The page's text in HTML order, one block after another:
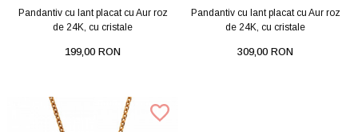
Pandantiv cu lant placat cu Aur roz
de 24K, cu cristale
199,00 RON
Pandantiv cu lant placat cu Aur roz
de 24K, cu cristale
309,00 RON